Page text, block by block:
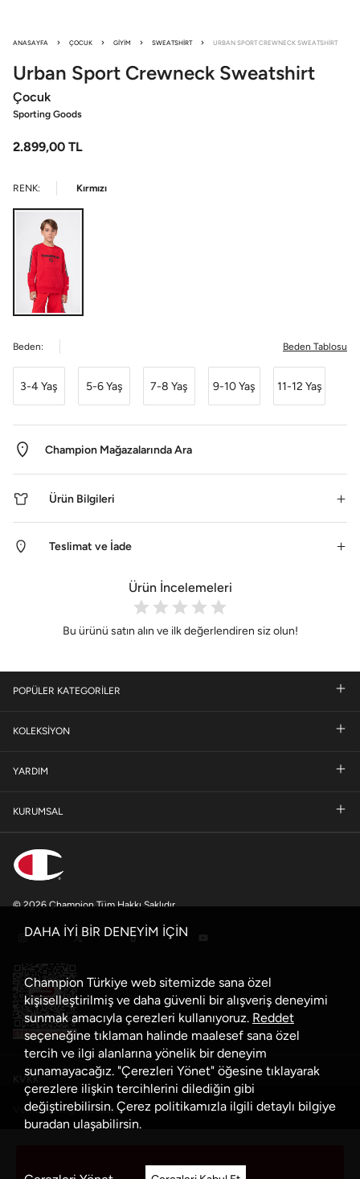
ANASAYFA ÇOCUK GIYIM SWEATSHIRT URBAN SPORT CREWNECK SWEATSHIRT
Urban Sport Crewneck Sweatshirt
Çocuk
Sporting Goods
2.899,00 TL
RENK: Kırmızı
Beden: Beden Tablosu
3-4 Yaş 5-6 Yaş 7-8 Yaş 9-10 Yaş 11-12 Yaş
Sepete Ekle
Champion Mağazalarında Ara
Ürün Bilgileri
Teslimat ve İade
Ürün İncelemeleri
Bu ürünü satın alın ve ilk değerlendiren siz olun!
POPÜLER KATEGORİLER
KOLEKSİYON
YARDIM
KURUMSAL
© 2026 Champion Tüm Hakkı Saklıdır
KVKK
Veri Güvenliği Politikası
DAHA İYİ BİR DENEYİM İÇİN
Champion Türkiye web sitemizde sana özel
kişiselleştirilmiş ve daha güvenli bir alışveriş deneyimi
sunmak amacıyla çerezleri kullanıyoruz. Reddet
seçeneğine tıklaman halinde maalesef sana özel
tercih ve ilgi alanlarına yönelik bir deneyim
sunamayacağız. "Çerezleri Yönet" öğesine tıklayarak
çerezlere ilişkin tercihlerini dilediğin gibi
değiştirebilirsin. Çerez politikamızla ilgili detaylı bilgiye
buradan ulaşabilirsin.